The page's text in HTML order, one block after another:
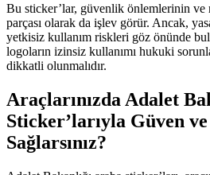
Bu sticker’lar, güvenlik önlemlerinin ve
parçası olarak da işlev görür. Ancak,
yetkisiz kullanım riskleri göz önünde
logoların izinsiz kullanımı hukuki
dikkatli olunmalıdır.
Araçlarınızda Adalet
Sticker’larıyla Güven ve
Sağlarsınız?